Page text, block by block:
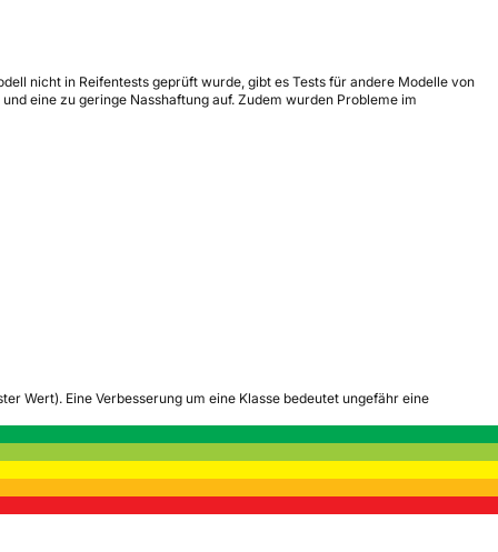
nicht in Reifentests geprüft wurde, gibt es Tests für andere Modelle von
eine zu geringe Nasshaftung auf. Zudem wurden Probleme im
Wert). Eine Verbesserung um eine Klasse bedeutet ungefähr eine